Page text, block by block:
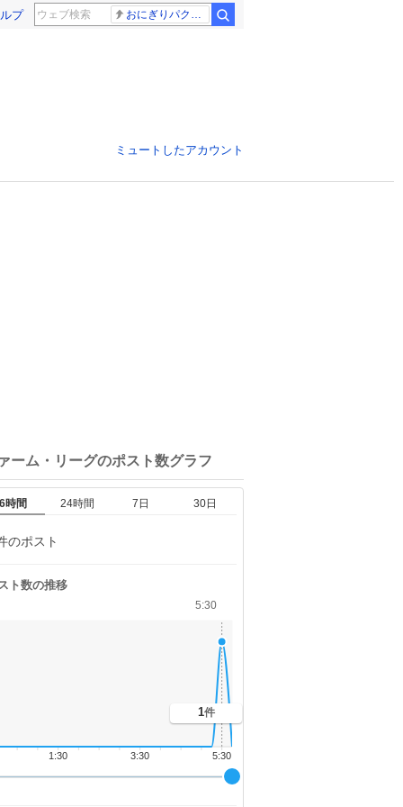
プ おにぎりパクパク
ミュートしたアカウント
ーム・リーグのポスト数グラフ
6時間 24時間 7日 30日
のポスト
ト数の推移
5:30
3:30
1:30
5:30
1件